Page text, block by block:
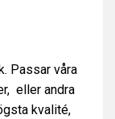
Passar våra
eller andra
kvalité,